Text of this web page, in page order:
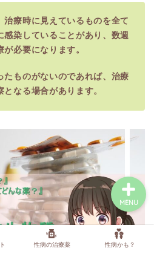
療時に見えているものを全て
感染していることがあり、数週
必要になります。
たものがないのであれば、治療
なる場合があります。
性病の治療薬 性病かも？
MENU
症状から調べる
行為から調べる
検査キットを探す